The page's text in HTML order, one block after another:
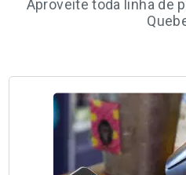
Aproveite toda linha de